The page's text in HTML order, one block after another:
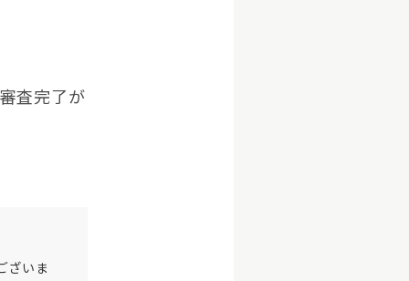
査完了が
ざいま